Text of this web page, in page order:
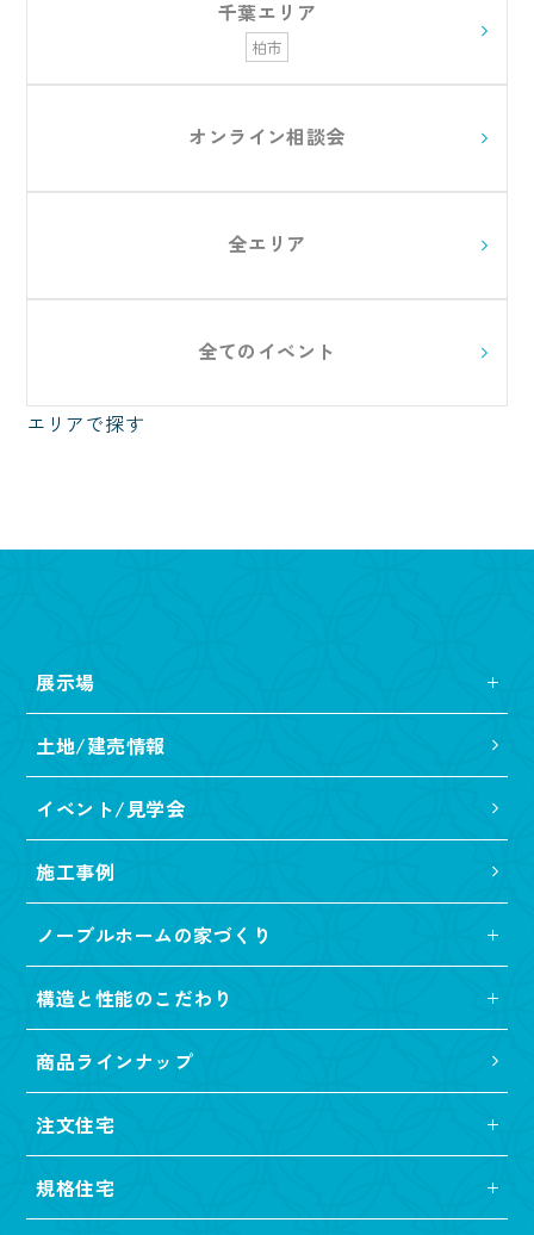
千葉エリア
柏市
オンライン相談会
全エリア
全てのイベント
エリアで探す
展示場
土地/建売情報
イベント/見学会
施工事例
ノーブルホームの家づくり
構造と性能のこだわり
商品ラインナップ
注文住宅
規格住宅